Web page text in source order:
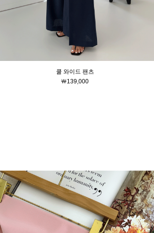
쿨 와이드 팬츠
￦139,000